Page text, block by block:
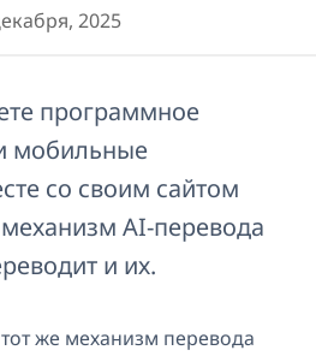
2025
программное
мобильные
со своим сайтом
AI-перевода
и их.
же механизм перевода